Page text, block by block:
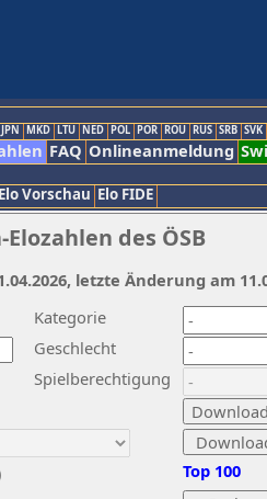
JPN MKD LTU NED POL POR ROU RUS SRB SVK
FAQ Onlineanmeldung
Elo Vorschau Elo FIDE
des ÖSB
Kategorie
Geschlecht
Spielberechtigung
Top 100
letzte Änderung am